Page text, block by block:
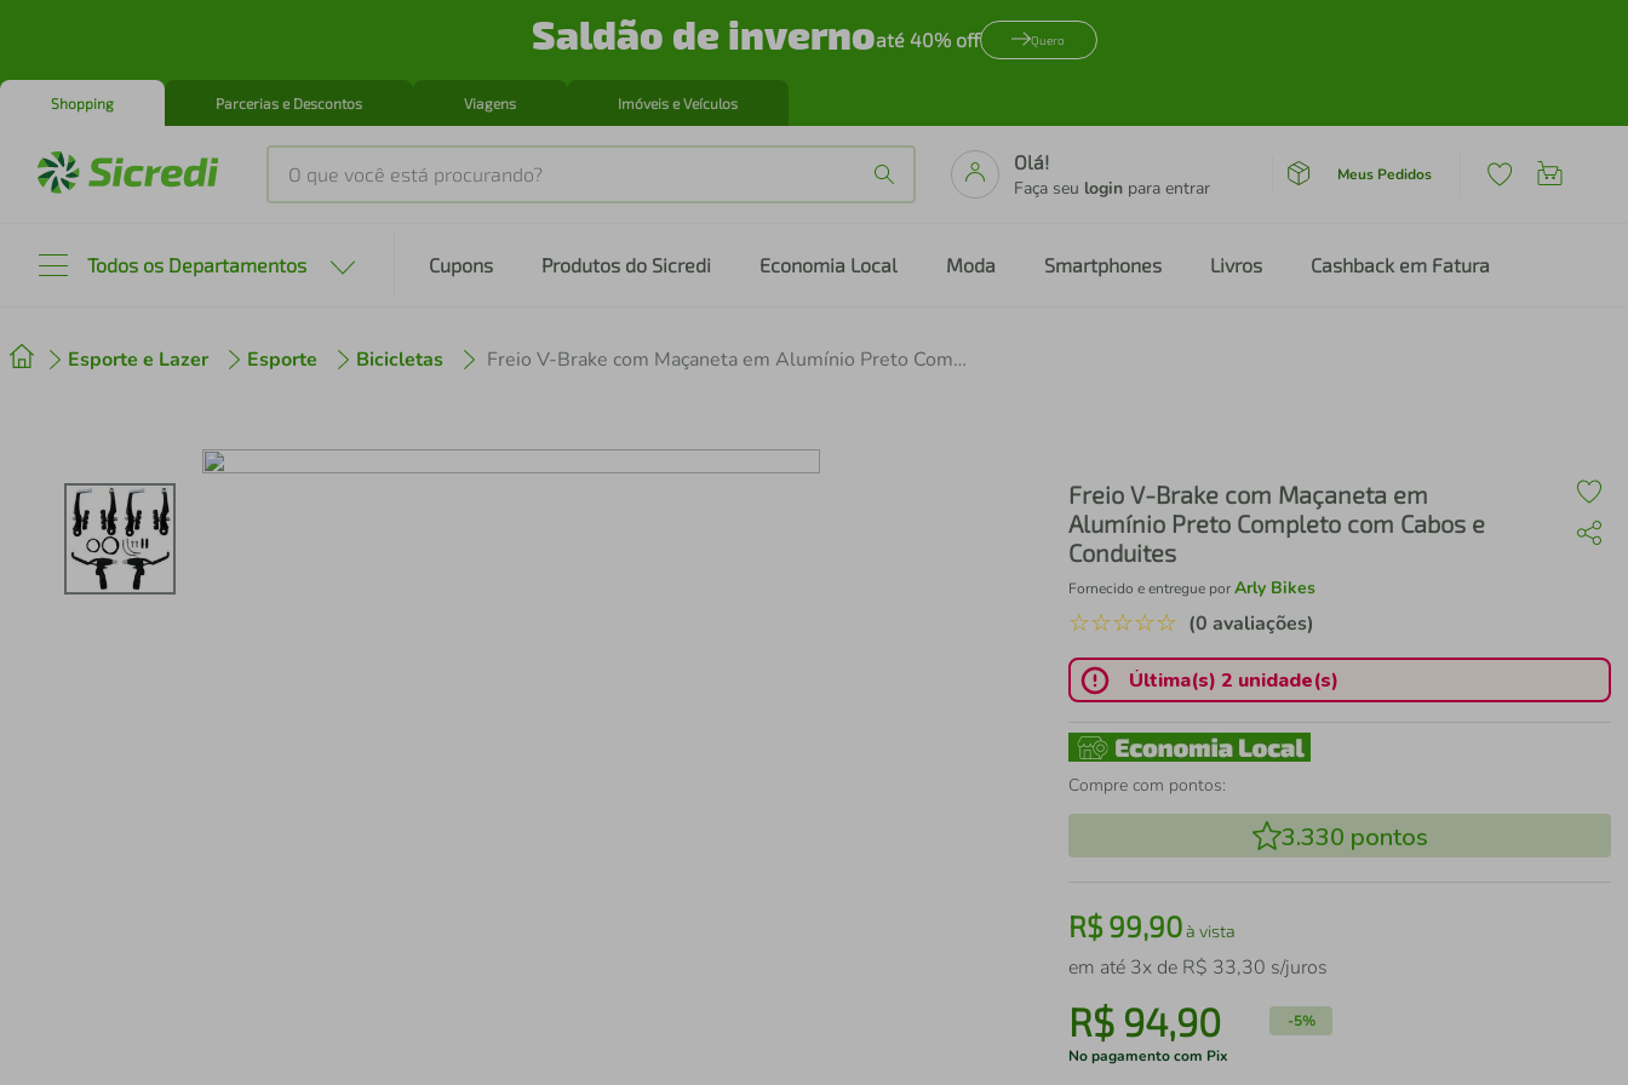
Saldão de invernoaté 40% off Quero
Shopping Parcerias e Descontos Viagens Imóveis e Veículos
O que você está procurando?
Olá!
Faça seu login para entrar
Meus Pedidos
Todos os Departamentos Cupons Produtos do Sicredi Economia Local Moda Smartphones Livros Cashback em Fatura
Esporte e Lazer Esporte Bicicletas Freio V-Brake com Maçaneta em Alumínio Preto Completo com Cabos e Conduites
Freio V-Brake com Maçaneta em
Alumínio Preto Completo com Cabos e
Conduites
Fornecido e entregue porArly Bikes
☆☆☆☆☆ (0 avaliações)
Última(s) 2 unidade(s)
Compre com pontos:
3.330 pontos
R$99,90à vista
em até 3x de R$ 33,30 s/juros
R$ 94,90 -5%
No pagamento com Pix
2 º cafeteira